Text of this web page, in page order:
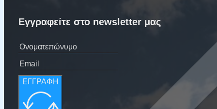
Εγγραφείτε στο newsletter μας
ΕΓΓΡΑΦΗ